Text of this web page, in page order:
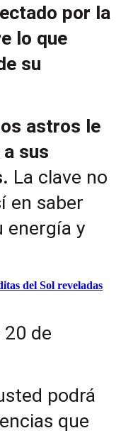
por la
lo que
su
astros le
sus
La clave no
en saber
energía y
del Sol reveladas
de
podrá
que